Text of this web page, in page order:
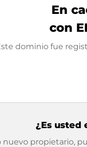
En
con
dominio fue
¿Es usted
nuevo propietario,